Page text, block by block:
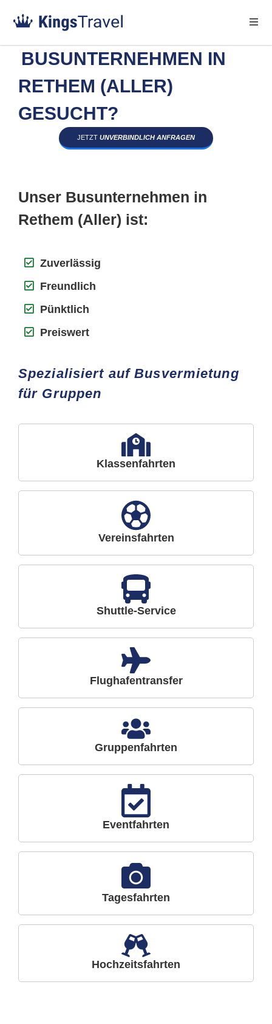
BUSUNTERNEHMEN IN
RETHEM (ALLER)
GESUCHT?
JETZT UNVERBINDLICH ANFRAGEN
Unser Busunternehmen in
Rethem (Aller) ist:
Zuverlässig
Freundlich
Pünktlich
Preiswert
Spezialisiert auf Busvermietung
für Gruppen
Klassenfahrten
Vereinsfahrten
Shuttle-Service
Flughafentransfer
Gruppenfahrten
Eventfahrten
Tagesfahrten
Hochzeitsfahrten